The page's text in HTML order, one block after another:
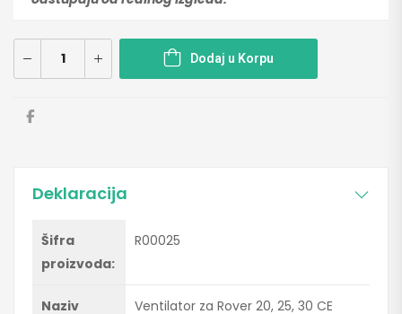
Dodaj u Korpu
Deklaracija
Šifra
proizvoda:
R00025
Naziv
Ventilator za Rover 20, 25, 30 CE